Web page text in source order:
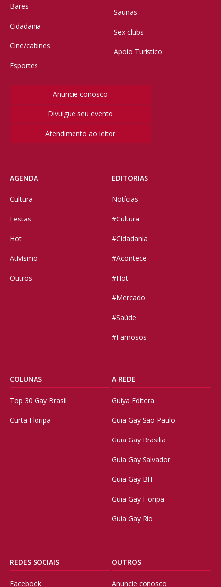
Bares
Cidadania
Cine/cabines
Esportes
Saunas
Sex clubs
Apoio Turístico
Anuncie conosco
Divulgue seu evento
Atendimento ao leitor
AGENDA
Cultura
Festas
Hot
Ativismo
Outros
EDITORIAS
Notícias
#Cultura
#Cidadania
#Acontece
#Hot
#Mercado
#Saúde
#Famosos
COLUNAS
Top 30 Gay Brasil
Curta Floripa
A REDE
Guiya Editora
Guia Gay São Paulo
Guia Gay Brasilia
Guia Gay Salvador
Guia Gay BH
Guia Gay Floripa
Guia Gay Rio
REDES SOCIAIS
Facebook
OUTROS
Anuncie conosco